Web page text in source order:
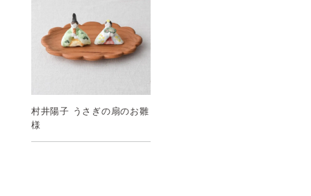
村井陽子 うさぎの扇のお雛
様